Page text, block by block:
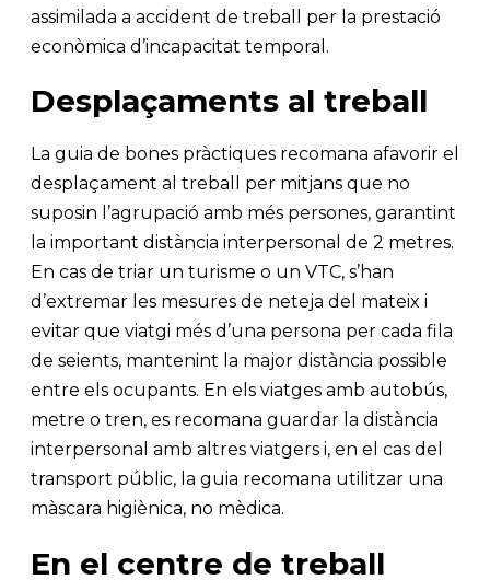
assimilada a accident de treball per la prestació
econòmica d’incapacitat temporal.
Desplaçaments al treball
La guia de bones pràctiques recomana afavorir el
desplaçament al treball per mitjans que no
suposin l’agrupació amb més persones, garantint
la important distància interpersonal de 2 metres.
En cas de triar un turisme o un VTC, s’han
d’extremar les mesures de neteja del mateix i
evitar que viatgi més d’una persona per cada fila
de seients, mantenint la major distància possible
entre els ocupants. En els viatges amb autobús,
metre o tren, es recomana guardar la distància
interpersonal amb altres viatgers i, en el cas del
transport públic, la guia recomana utilitzar una
màscara higiènica, no mèdica.
En el centre de treball